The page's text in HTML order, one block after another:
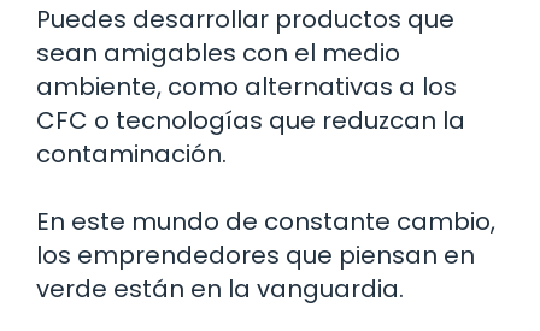
Puedes desarrollar productos que
sean amigables con el medio
ambiente, como alternativas a los
CFC o tecnologías que reduzcan la
contaminación.
En este mundo de constante cambio,
los emprendedores que piensan en
verde están en la vanguardia.